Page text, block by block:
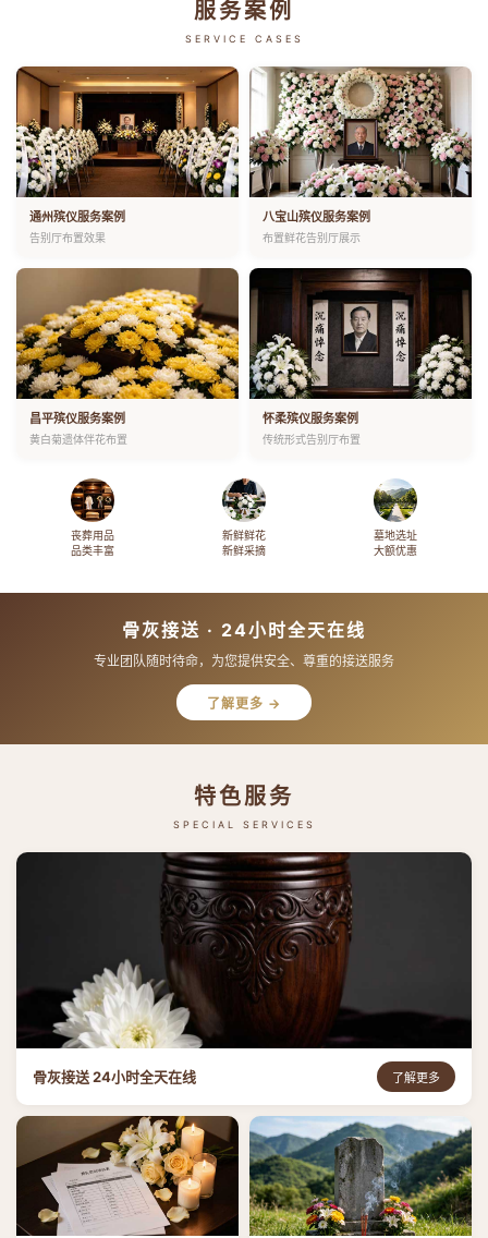
服务案例
SERVICE CASES
通州殡仪服务案例
告别厅布置效果
八宝山殡仪服务案例
布置鲜花告别厅展示
昌平殡仪服务案例
黄白菊遗体伴花布置
怀柔殡仪服务案例
传统形式告别厅布置
丧葬用品
品类丰富
新鲜鲜花
新鲜采摘
墓地选址
大额优惠
骨灰接送 · 24小时全天在线
专业团队随时待命，为您提供安全、尊重的接送服务
了解更多 →
特色服务
SPECIAL SERVICES
骨灰接送 24小时全天在线 了解更多